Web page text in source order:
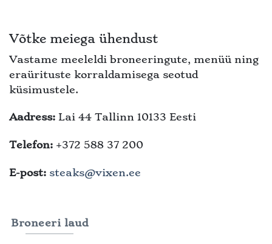
Võtke meiega ühendust
Vastame meeleldi broneeringute, menüü ning
eraürituste korraldamisega seotud
küsimustele.
Aadress: Lai 44 Tallinn 10133 Eesti
Telefon: +372 588 37 200
E-post: steaks@vixen.ee
Broneeri laud